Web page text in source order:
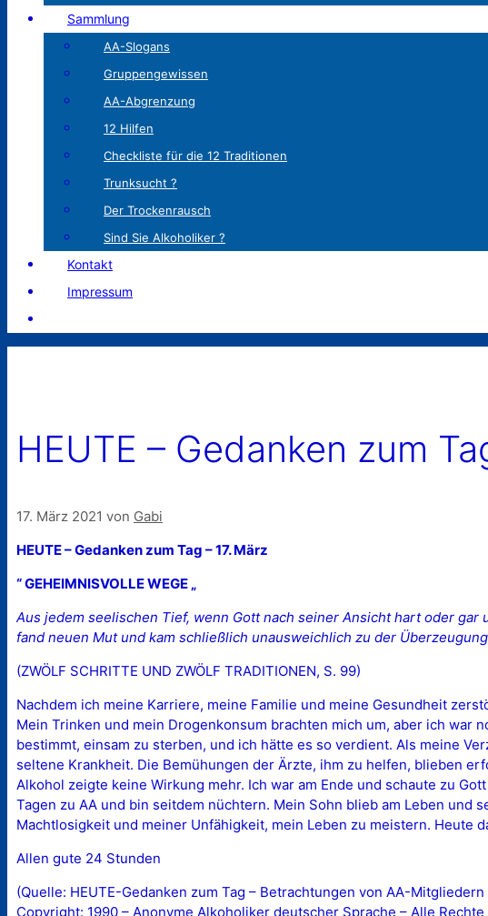
Sammlung
AA-Slogans
Gruppengewissen
AA-Abgrenzung
12 Hilfen
Checkliste für die 12 Traditionen
Trunksucht ?
Der Trockenrausch
Sind Sie Alkoholiker ?
Kontakt
Impressum
HEUTE – Gedanken zum
17. März 2021 von Gabi
HEUTE – Gedanken zum Tag – 17. März
“ GEHEIMNISVOLLE WEGE „
Aus jedem seelischen Tief, wenn Gott nach seiner Ansicht hart oder
fand neuen Mut und kam schließlich unausweichlich zu der
(ZWÖLF SCHRITTE UND ZWÖLF TRADITIONEN, S. 99)
Nachdem ich meine Karriere, meine Familie und meine Gesundheit
Mein Trinken und mein Drogenkonsum brachten mich um, aber ich war
bestimmt, einsam zu sterben, und ich hätte es so verdient. Als meine
seltene Krankheit. Die Bemühungen der Ärzte, ihm zu helfen, blieben
Alkohol zeigte keine Wirkung mehr. Ich war am Ende und schaute zu
Tagen zu AA und bin seitdem nüchtern. Mein Sohn blieb am Leben
Machtlosigkeit und meiner Unfähigkeit, mein Leben zu meistern. Heute
Allen gute 24 Stunden
(Quelle: HEUTE-Gedanken zum Tag – Betrachtungen von AA-
Copyright: 1990 – Anonyme Alkoholiker deutscher Sprache – Alle